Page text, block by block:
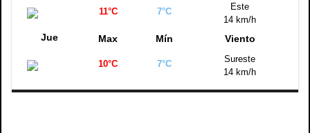
11°C 7°C
Este
14 km/h
Jue Max Mín Viento
10°C 7°C
Sureste
14 km/h